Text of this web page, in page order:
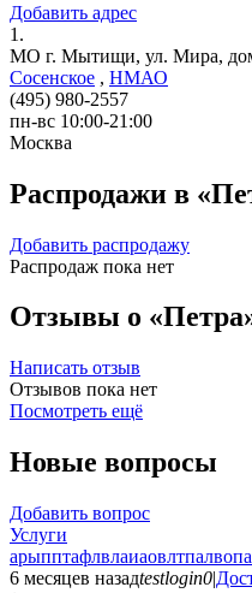
Добавить адрес
1.
МО г. Мытищи, ул. Мира,
Сосенское , НМАО
(495) 980-2557
пн-вс 10:00-21:00
Москва
Распродажи в
Добавить распродажу
Распродаж пока нет
Отзывы о
Написать отзыв
Отзывов пока нет
Посмотреть ещё
Новые вопросы
Добавить вопрос
Услуги
6 месяцев назадtestlogin0|